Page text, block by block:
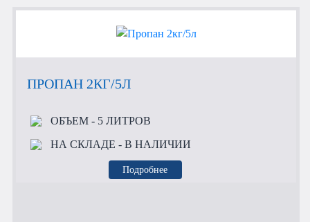
ПРОПАН 2КГ/5Л
ОБЪЕМ- 5 ЛИТРОВ
НА СКЛАДЕ - В НАЛИЧИИ
Подробнее